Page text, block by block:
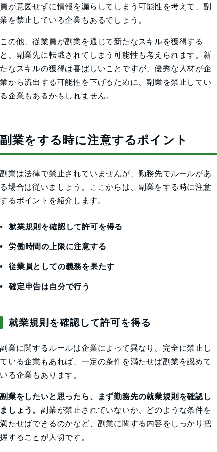
員が意図せずに情報を漏らしてしまう可能性を考えて、副
業を禁止している企業もあるでしょう。
この他、従業員が副業を通じて新たなスキルを獲得する
と、副業先に転職されてしまう可能性も考えられます。新
たなスキルの獲得は喜ばしいことですが、優秀な人材が企
業から流出する可能性を下げるために、副業を禁止してい
る企業もあるかもしれません。
副業をする時に注意するポイント
副業は法律で禁止されていませんが、勤務先でルールがあ
る場合は従いましょう。ここからは、副業をする時に注意
するポイントを紹介します。
就業規則を確認して許可を得る
労働時間の上限に注意する
従業員としての義務を果たす
確定申告は自分で行う
就業規則を確認して許可を得る
副業に関するルールは企業によって異なり、完全に禁止し
ている企業もあれば、一定の条件を満たせば副業を認めて
いる企業もあります。
副業をしたいと思ったら、まず勤務先の就業規則を確認し
ましょう。 副業が禁止されていないか、どのような条件を
満たせばできるのかなど、副業に関する内容をしっかり把
握することが大切です。